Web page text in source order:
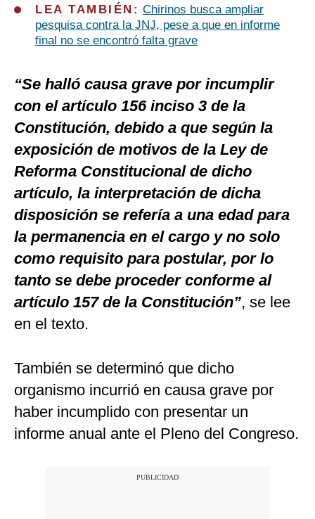
LEA TAMBIÉN: Chirinos busca ampliar
pesquisa contra la JNJ, pese a que en informe
final no se encontró falta grave
“Se halló causa grave por incumplir
con el artículo 156 inciso 3 de la
Constitución, debido a que según la
exposición de motivos de la Ley de
Reforma Constitucional de dicho
artículo, la interpretación de dicha
disposición se refería a una edad para
la permanencia en el cargo y no solo
como requisito para postular, por lo
tanto se debe proceder conforme al
artículo 157 de la Constitución”, se lee
en el texto.
También se determinó que dicho
organismo incurrió en causa grave por
haber incumplido con presentar un
informe anual ante el Pleno del Congreso.